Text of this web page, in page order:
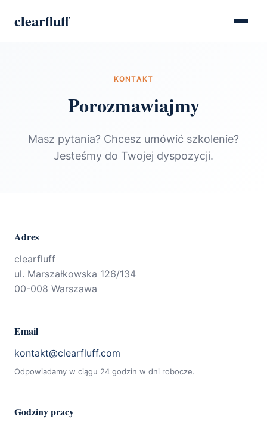
clearfluff
KONTAKT
Porozmawiajmy
Masz pytania? Chcesz umówić szkolenie?
Jesteśmy do Twojej dyspozycji.
Adres
clearfluff
ul. Marszałkowska 126/134
00-008 Warszawa
Email
kontakt@clearfluff.com
Odpowiadamy w ciągu 24 godzin w dni robocze.
Godziny pracy